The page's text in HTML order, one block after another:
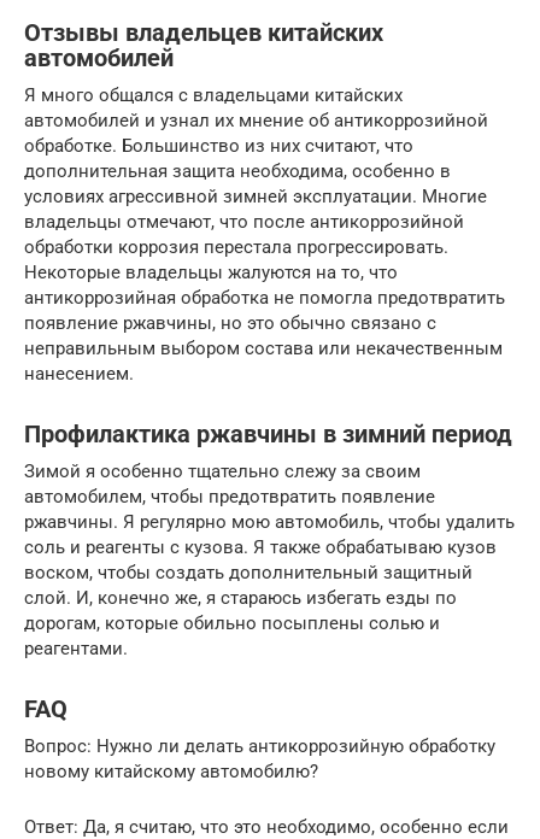
Отзывы владельцев китайских
автомобилей
Я много общался с владельцами китайских
автомобилей и узнал их мнение об антикоррозийной
обработке. Большинство из них считают, что
дополнительная защита необходима, особенно в
условиях агрессивной зимней эксплуатации. Многие
владельцы отмечают, что после антикоррозийной
обработки коррозия перестала прогрессировать.
Некоторые владельцы жалуются на то, что
антикоррозийная обработка не помогла предотвратить
появление ржавчины, но это обычно связано с
неправильным выбором состава или некачественным
нанесением.
Профилактика ржавчины в зимний период
Зимой я особенно тщательно слежу за своим
автомобилем, чтобы предотвратить появление
ржавчины. Я регулярно мою автомобиль, чтобы удалить
соль и реагенты с кузова. Я также обрабатываю кузов
воском, чтобы создать дополнительный защитный
слой. И, конечно же, я стараюсь избегать езды по
дорогам, которые обильно посыплены солью и
реагентами.
FAQ
Вопрос: Нужно ли делать антикоррозийную обработку
новому китайскому автомобилю?
Ответ: Да, я считаю, что это необходимо, особенно если